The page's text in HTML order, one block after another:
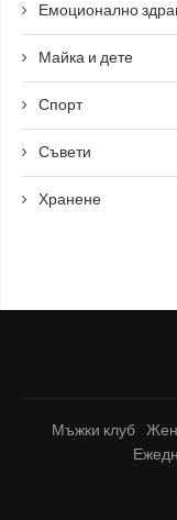
Емоционално
Майка и дете
Спорт
Съвети
Хранене
Мъжки клуб